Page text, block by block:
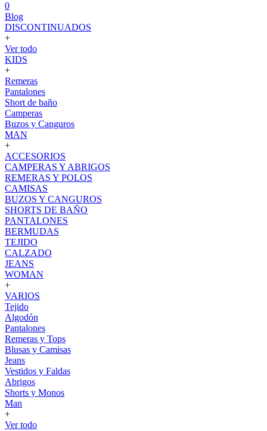
0
Blog
DISCONTINUADOS
+
Ver todo
KIDS
+
Remeras
Pantalones
Short de baño
Camperas
Buzos y Canguros
MAN
+
ACCESORIOS
CAMPERAS Y ABRIGOS
REMERAS Y POLOS
CAMISAS
BUZOS Y CANGUROS
SHORTS DE BAÑO
PANTALONES
BERMUDAS
TEJIDO
CALZADO
JEANS
WOMAN
+
VARIOS
Tejido
Algodón
Pantalones
Remeras y Tops
Blusas y Camisas
Jeans
Vestidos y Faldas
Abrigos
Shorts y Monos
Man
+
Ver todo